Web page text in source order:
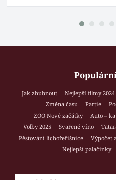
Jak zhubnout Nejlepší filmy 2024
Změna času
Partie
ZOO Nové začátky
Auto –
Volby 2025
Svařené víno
Pěstování lichořeřišnice
Výpočet
Nejlepší palačinky